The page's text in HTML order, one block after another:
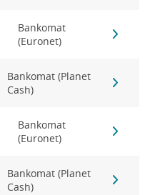
Bankomat
(Euronet)
Bankomat (Planet
Cash)
Bankomat
(Euronet)
Bankomat (Planet
Cash)